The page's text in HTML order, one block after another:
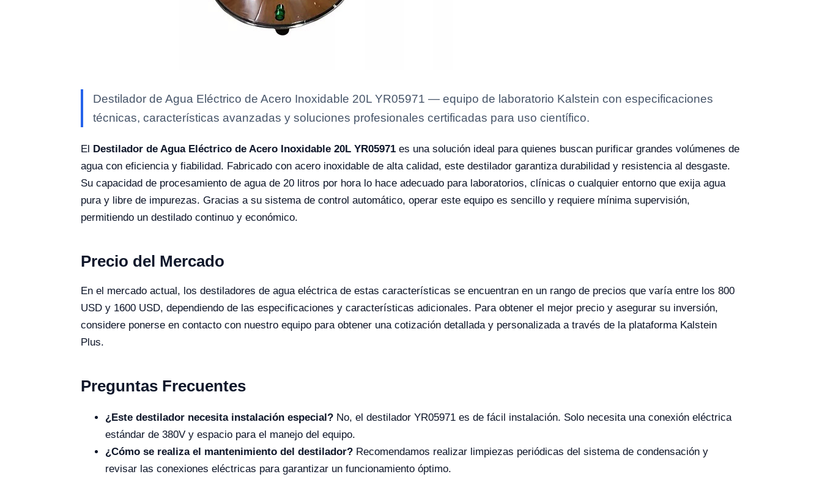
Destilador de Agua Eléctrico de Acero Inoxidable 20L YR05971 — equipo de laboratorio Kalstein con especificaciones
técnicas, características avanzadas y soluciones profesionales certificadas para uso científico.
El Destilador de Agua Eléctrico de Acero Inoxidable 20L YR05971 es una solución ideal para quienes buscan purificar grandes volúmenes de
agua con eficiencia y fiabilidad. Fabricado con acero inoxidable de alta calidad, este destilador garantiza durabilidad y resistencia al desgaste.
Su capacidad de procesamiento de agua de 20 litros por hora lo hace adecuado para laboratorios, clínicas o cualquier entorno que exija agua
pura y libre de impurezas. Gracias a su sistema de control automático, operar este equipo es sencillo y requiere mínima supervisión,
permitiendo un destilado continuo y económico.
Precio del Mercado
En el mercado actual, los destiladores de agua eléctrica de estas características se encuentran en un rango de precios que varía entre los 800
USD y 1600 USD, dependiendo de las especificaciones y características adicionales. Para obtener el mejor precio y asegurar su inversión,
considere ponerse en contacto con nuestro equipo para obtener una cotización detallada y personalizada a través de la plataforma Kalstein
Plus.
Preguntas Frecuentes
¿Este destilador necesita instalación especial? No, el destilador YR05971 es de fácil instalación. Solo necesita una conexión eléctrica
estándar de 380V y espacio para el manejo del equipo.
¿Cómo se realiza el mantenimiento del destilador? Recomendamos realizar limpiezas periódicas del sistema de condensación y
revisar las conexiones eléctricas para garantizar un funcionamiento óptimo.